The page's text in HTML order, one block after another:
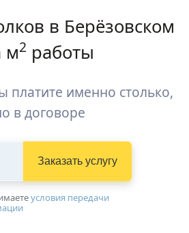
в Берёзовском
м2 работы
платите именно столько,
в договоре
Заказать услугу
условия передачи